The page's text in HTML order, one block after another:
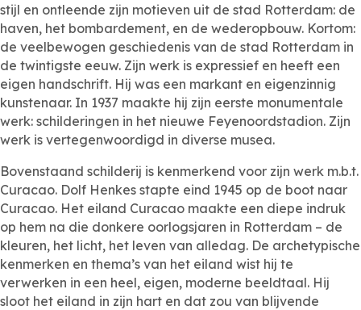
stijl en ontleende zijn motieven uit de stad Rotterdam: de
haven, het bombardement, en de wederopbouw. Kortom:
de veelbewogen geschiedenis van de stad Rotterdam in
de twintigste eeuw. Zijn werk is expressief en heeft een
eigen handschrift. Hij was een markant en eigenzinnig
kunstenaar. In 1937 maakte hij zijn eerste monumentale
werk: schilderingen in het nieuwe Feyenoordstadion. Zijn
werk is vertegenwoordigd in diverse musea.
Bovenstaand schilderij is kenmerkend voor zijn werk m.b.t.
Curacao. Dolf Henkes stapte eind 1945 op de boot naar
Curacao. Het eiland Curacao maakte een diepe indruk
op hem na die donkere oorlogsjaren in Rotterdam – de
kleuren, het licht, het leven van alledag. De archetypische
kenmerken en thema’s van het eiland wist hij te
verwerken in een heel, eigen, moderne beeldtaal. Hij
sloot het eiland in zijn hart en dat zou van blijvende